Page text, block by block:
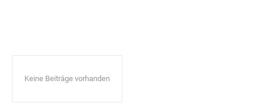
Keine Beiträge vorhanden